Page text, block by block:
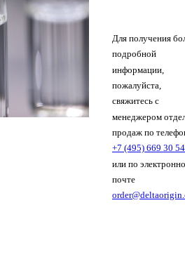
Для получения
подробной
информации,
пожалуйста,
свяжитесь с
менеджером
продаж по
+7 (495) 669 30 54
или по
почте